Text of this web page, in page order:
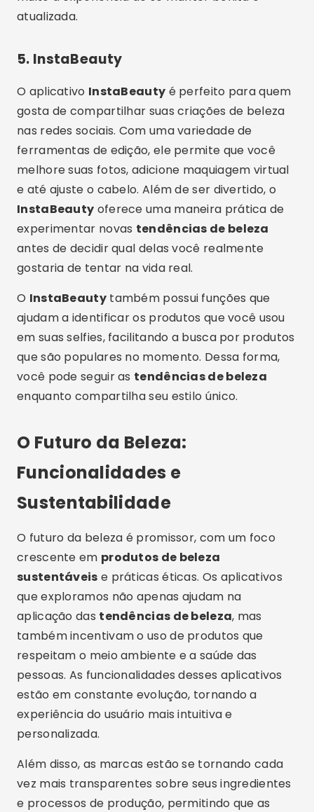
atualizada.
5. InstaBeauty
O aplicativo InstaBeauty é perfeito para quem
gosta de compartilhar suas criações de beleza
nas redes sociais. Com uma variedade de
ferramentas de edição, ele permite que você
melhore suas fotos, adicione maquiagem virtual
e até ajuste o cabelo. Além de ser divertido, o
InstaBeauty oferece uma maneira prática de
experimentar novas tendências de beleza
antes de decidir qual delas você realmente
gostaria de tentar na vida real.
O InstaBeautytambém possui funções que
ajudam a identificar os produtos que você usou
em suas selfies, facilitando a busca por produtos
que são populares no momento. Dessa forma,
você pode seguir as tendências de beleza
enquanto compartilha seu estilo único.
O Futuro da Beleza:
Funcionalidades e
Sustentabilidade
O futuro da beleza é promissor, com um foco
crescente em produtos de beleza
sustentáveis e práticas éticas. Os aplicativos
que exploramos não apenas ajudam na
aplicação das tendências de beleza, mas
também incentivam o uso de produtos que
respeitam o meio ambiente e a saúde das
pessoas. As funcionalidades desses aplicativos
estão em constante evolução, tornando a
experiência do usuário mais intuitiva e
personalizada.
Além disso, as marcas estão se tornando cada
vez mais transparentes sobre seus ingredientes
e processos de produção, permitindo que as